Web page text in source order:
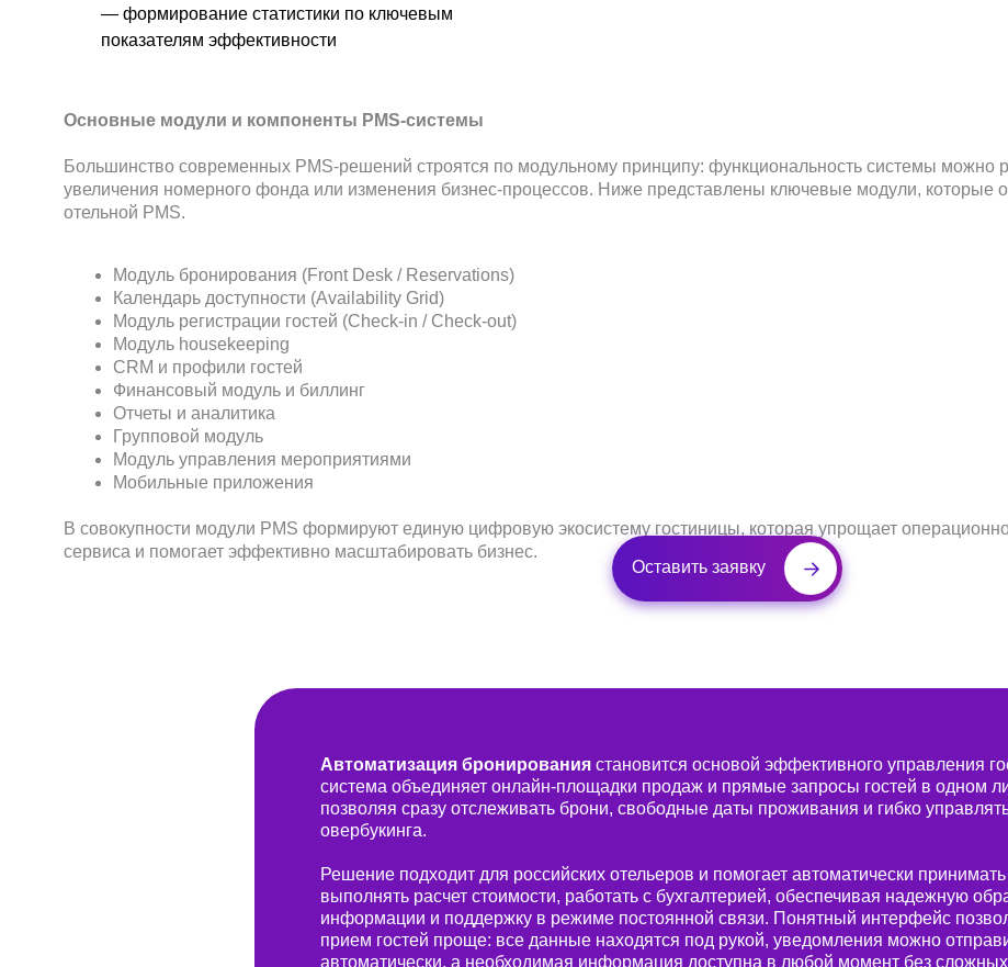
— формирование статистики по ключевым
показателям эффективности
CRM и профили гостей
Финансовый модуль и биллинг
Отчеты и аналитика
Мобильные приложения
В совокупности модули PMS формируют единую цифровую экосистему гостиницы, которая упрощает операционное управление,
сервиса и помогает эффективно масштабировать бизнес.
Оставить заявку
Автоматизация бронирования становится основой эффективного управления
система объединяет онлайн-площадки продаж и прямые запросы гостей в одном
позволяя сразу отслеживать брони, свободные даты проживания и гибко
овербукинга.
Решение подходит для российских отельеров и помогает автоматически
выполнять расчет стоимости, работать с бухгалтерией, обеспечивая надежную
информации и поддержку в режиме постоянной связи. Понятный интерфейс
прием гостей проще: все данные находятся под рукой, уведомления можно
автоматически, а необходимая информация доступна в любой момент без
Наши компетенции
Аудит и разработка концепции
Проводим диагностику текущей операционной
модели и позиционирования объекта. цикл:
Финансовая отчётность и контроль
управленческого учёта и внутреннего
Мы предлагаем профессиональное управление отелями с использованием передовых технологий и
оптимальных подходов, что обеспечивает успешное развитие проектов и высокую прибыль для инвесторов.